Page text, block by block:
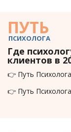
ПУТЬ
ПСИХОЛОГА
Где
клиентов в
👉 Путь Психолога
👉 Путь Психолога